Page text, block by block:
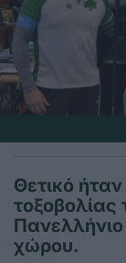
Θετικό
τοξοβολίας
χώρου.